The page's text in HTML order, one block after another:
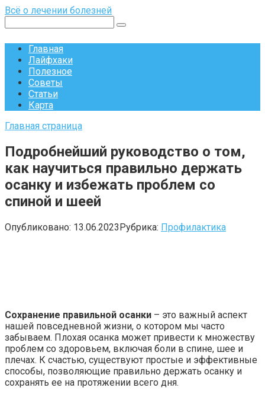
Перейти
контенту
Всё о лечении болезней
Главная
Лайфхаки
Полезное
Советы
Статьи
Карта
Главная страница
Подробнейший руководство о том,
как научиться правильно держать
осанку и избежать проблем со
спиной и шеей
Опубликовано: 13.06.2023Рубрика: Профилактика
Сохранение правильной осанки – это важный аспект
нашей повседневной жизни, о котором мы часто
забываем. Плохая осанка может привести к множеству
проблем со здоровьем, включая боли в спине, шее и
плечах. К счастью, существуют простые и эффективные
способы, позволяющие правильно держать осанку и
сохранять ее на протяжении всего дня.